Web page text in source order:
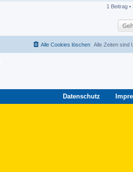
1 Beitrag •
Alle Zeiten sind
Alle Cookies löschen
Datenschutz